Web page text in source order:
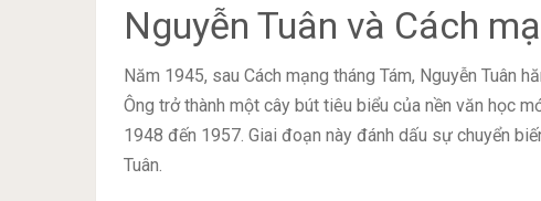
Nguyễn Tuân và Cách
Năm 1945, sau Cách mạng tháng Tám, Nguyễn Tuân
Ông trở thành một cây bút tiêu biểu của nền văn học
1948 đến 1957. Giai đoạn này đánh dấu sự chuyển
Tuân.